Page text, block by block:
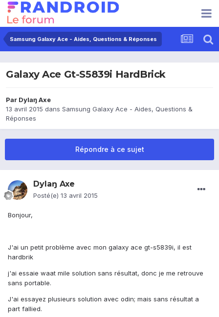
Samsung Galaxy Ace - Aides, Questions & Réponses
Galaxy Ace Gt-S5839i HardBrick
Par Dylaŋ Axe
13 avril 2015 dans Samsung Galaxy Ace - Aides, Questions &
Réponses
Répondre à ce sujet
Dylaŋ Axe
Posté(e) 13 avril 2015
Bonjour,
J'ai un petit problème avec mon galaxy ace gt-s5839i, il est
hardbrik
j'ai essaie waat mile solution sans résultat, donc je me retrouve
sans portable.
J'ai essayez plusieurs solution avec odin; mais sans résultat a
part fallied.